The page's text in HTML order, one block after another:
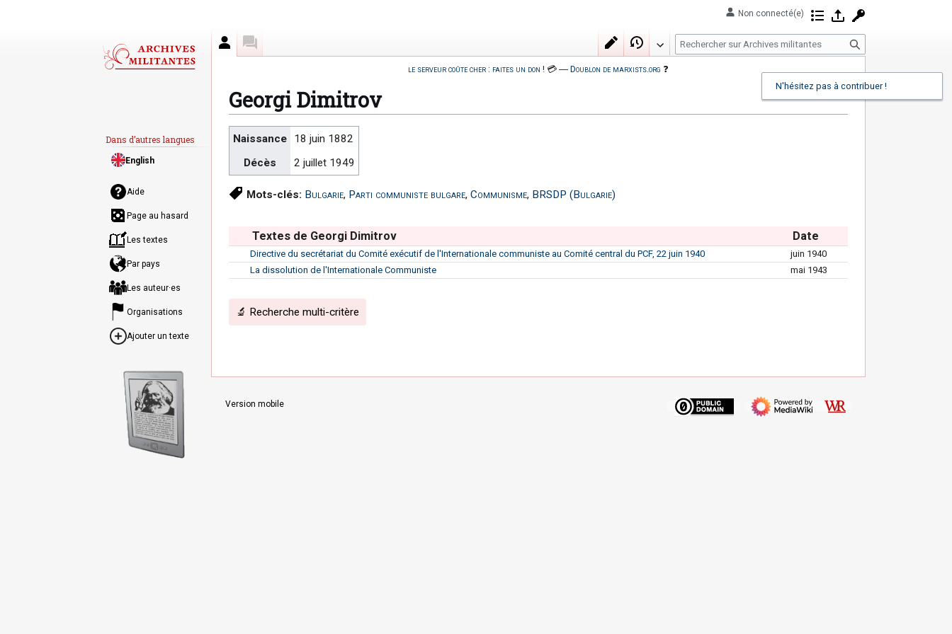
le serveur coûte cher : faites un don ! 💳 ― Doublon de marxists.org ❓
Georgi Dimitrov
Aller
Aller
Naissance
18 juin 1882
Décès
2 juillet 1949
Mots-clés: Bulgarie, Parti communiste bulgare, Communisme, BRSDP (Bulgarie)
Textes de Georgi Dimitrov Date
Directive du secrétariat du Comité exécutif de l'Internationale communiste au Comité central du PCF, 22 juin 1940
juin 1940
La dissolution de l'Internationale Communiste
mai 1943
🔬 Recherche multi-critère
Non connecté(e) Contributions
Se connecter
Auteur ModifierHistorique
R
e
e
Aide
Page au hasard
Les textes
Par pays
Les auteur·es
Organisations
Ajouter un texte
Dans d’autres langues
English
Version mobile
N'hésitez pas à contribuer !